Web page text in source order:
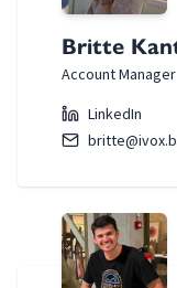
Britte
Account Manager
LinkedIn